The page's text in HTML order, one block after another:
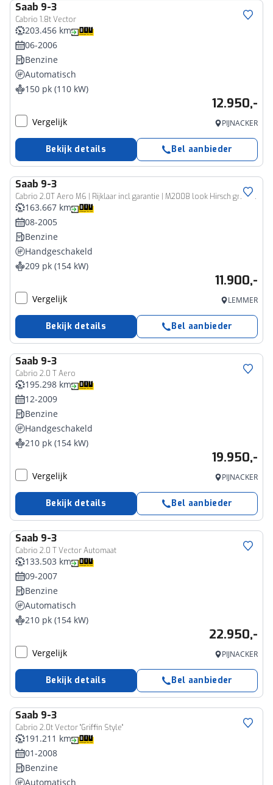
Saab 9-3
Cabrio 1.8t Vector
203.456 km
06-2006
Benzine
Automatisch
150 pk (110 kW)
12.950,-
Vergelijk PIJNACKER
Bekijk details Bel aanbieder
Saab 9-3
Cabrio 2.0T Aero M6 | Rijklaar incl garantie | M2008 look Hirsch grille 18 inch lichtmetaal Spoiler
163.667 km
08-2005
Benzine
Handgeschakeld
209 pk (154 kW)
11.900,-
Vergelijk LEMMER
Bekijk details Bel aanbieder
Saab 9-3
Cabrio 2.0 T Aero
195.298 km
12-2009
Benzine
Handgeschakeld
210 pk (154 kW)
19.950,-
Vergelijk PIJNACKER
Bekijk details Bel aanbieder
Saab 9-3
Cabrio 2.0 T Vector Automaat
133.503 km
09-2007
Benzine
Automatisch
210 pk (154 kW)
22.950,-
Vergelijk PIJNACKER
Bekijk details Bel aanbieder
Saab 9-3
Cabrio 2.0t Vector "Griffin Style"
191.211 km
01-2008
Benzine
Automatisch